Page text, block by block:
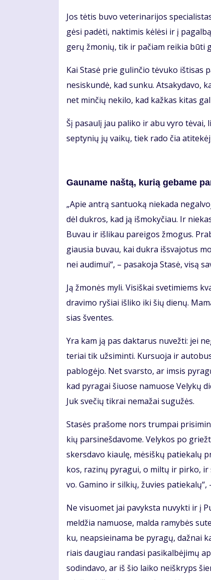
Jos tė­tis bu­vo ve­te­ri­na­ri­jos
gė­si pa­dė­ti, nak­ti­mis kė­lė­si ir į
ge­rų žmo­nių, tik ir pa­čiam rei­kia bū­ti
Kai Sta­sė prie gu­lin­čio tė­vu­ko iš­ti­sas
ne­si­skun­dė, kad sun­ku. At­sa­ky­da­vo,
net min­čių ne­ki­lo, kad kaž­kas ki­tas
Šį pa­sau­lį jau pa­li­ko ir abu vy­ro tė­vai,
sep­ty­nių jų vai­kų, tiek ra­do čia
Gau­na­me naš­tą, ku­rią ge­ba­me
„Apie an­trą san­tuo­ką nie­ka­da
dėl duk­ros, kad ją iš­mo­ky­čiau. Ir
Bu­vau ir iš­li­kau pa­rei­gos žmo­gus.
giau­sia bu­vau, kai duk­ra iš­sva­jo­tus
nei au­di­mui“, – pa­sa­ko­ja Sta­sė, vi­są
Ją žmo­nės my­li. Vi­siš­kai sve­ti­miems
dra­vi­mo ry­šiai iš­li­ko iki šių die­nų.
sias šven­tes.
Yra kam ją pas dak­ta­rus nu­vež­ti: jei
te­riai tik už­si­min­ti. Kur­suo­ja ir
pa­blo­gė­jo. Net svars­to, ar im­sis
kad py­ra­gai šiuo­se na­muo­se Ve­ly­kų
Juk sve­čių tik­rai ne­ma­žai su­gu­žės.
Sta­sės pra­šo­me nors trum­pai
kių par­si­neš­da­vo­me. Ve­ly­kos po
skers­da­vo kiau­lę, mė­siš­kų pa­tie­ka­lų
kos, ra­zi­nų py­ra­gui, o mil­tų ir pir­ko,
vo. Ga­mi­no ir sil­kių, žu­vies pa­tie­ka­lų“,
Ne vi­suo­met jai pa­vyks­ta nu­vyk­ti ir į
mel­džia na­muo­se, mal­da ra­my­bės
ku, neap­si­ei­na­ma be py­ra­gų, daž­nai
riais dau­giau ran­da­si pa­si­kal­bė­ji­mų
so­din­da­vo, ar iš šio lai­ko ne­iš­kryps